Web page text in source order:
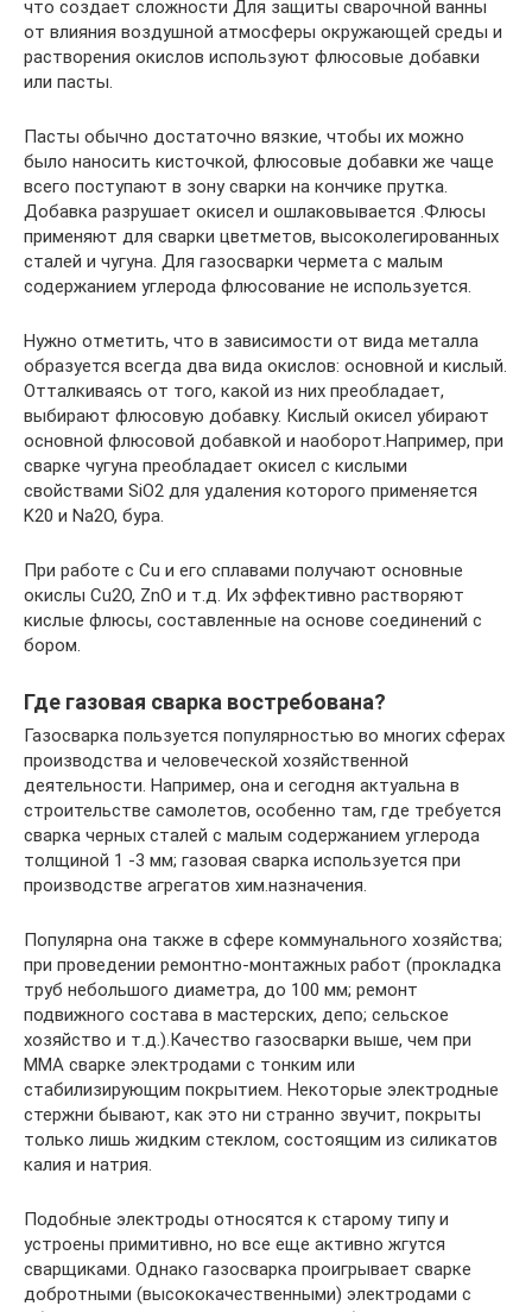
что создает сложности Для защиты сварочной ванны
от влияния воздушной атмосферы окружающей среды и
растворения окислов используют флюсовые добавки
или пасты.
Пасты обычно достаточно вязкие, чтобы их можно
было наносить кисточкой, флюсовые добавки же чаще
всего поступают в зону сварки на кончике прутка.
Добавка разрушает окисел и ошлаковывается .Флюсы
применяют для сварки цветметов, высоколегированных
сталей и чугуна. Для газосварки чермета с малым
содержанием углерода флюсование не используется.
Нужно отметить, что в зависимости от вида металла
образуется всегда два вида окислов: основной и кислый.
Отталкиваясь от того, какой из них преобладает,
выбирают флюсовую добавку. Кислый окисел убирают
основной флюсовой добавкой и наоборот.Например, при
сварке чугуна преобладает окисел с кислыми
свойствами SiO2 для удаления которого применяется
K20 и Na2O, бура.
При работе с Cu и его сплавами получают основные
окислы Сu2О, ZnO и т.д. Их эффективно растворяют
кислые флюсы, составленные на основе соединений с
бором.
Где газовая сварка востребована?
Газосварка пользуется популярностью во многих сферах
производства и человеческой хозяйственной
деятельности. Например, она и сегодня актуальна в
строительстве самолетов, особенно там, где требуется
сварка черных сталей с малым содержанием углерода
толщиной 1 -3 мм; газовая сварка используется при
производстве агрегатов хим.назначения.
Популярна она также в сфере коммунального хозяйства;
при проведении ремонтно-монтажных работ (прокладка
труб небольшого диаметра, до 100 мм; ремонт
подвижного состава в мастерских, депо; сельское
хозяйство и т.д.).Качество газосварки выше, чем при
ММА сварке электродами с тонким или
стабилизирующим покрытием. Некоторые электродные
стержни бывают, как это ни странно звучит, покрыты
только лишь жидким стеклом, состоящим из силикатов
калия и натрия.
Подобные электроды относятся к старому типу и
устроены примитивно, но все еще активно жгутся
сварщиками. Однако газосварка проигрывает сварке
добротными (высококачественными) электродами с